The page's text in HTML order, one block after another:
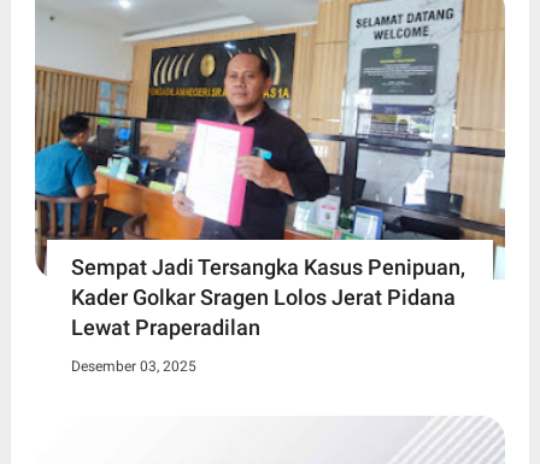
Sempat Jadi Tersangka Kasus Penipuan,
Kader Golkar Sragen Lolos Jerat Pidana
Lewat Praperadilan
Desember 03, 2025